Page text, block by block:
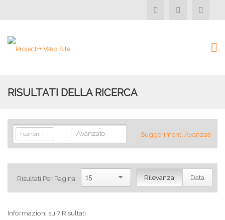
RISULTATI DELLA RICERCA
Suggerimenti Avanzati
[ canoni ] Avanzato
Rilevanza: Data
Risultati Per Pagina: 15
Informazioni su 7 Risultati